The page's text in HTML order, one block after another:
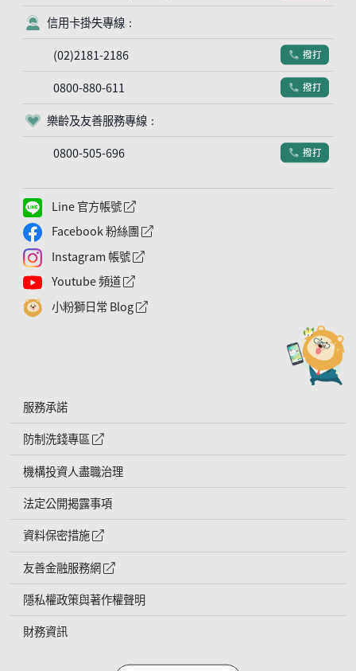
客服符號
信用卡掛失專線：
(02)2181-2186
電話符號
撥打
0800-880-611 電話符號
撥打
客服符號
樂齡及友善服務專線：
0800-505-696
電話符號
撥打
Line 官方帳號 外網連結符號
Facebook 粉絲團 外網連結符號
Instagram 帳號 外網連結符號
Youtube 頻道 外網連結符號
小粉獅日常 Blog 外網連結符號
服務承諾
防制洗錢專區
外網連結符號
機構投資人盡職治理
法定公開揭露事項
資料保密措施
外網連結符號
友善金融服務網 外網連結符號
隱私權政策與著作權聲明
財務資訊